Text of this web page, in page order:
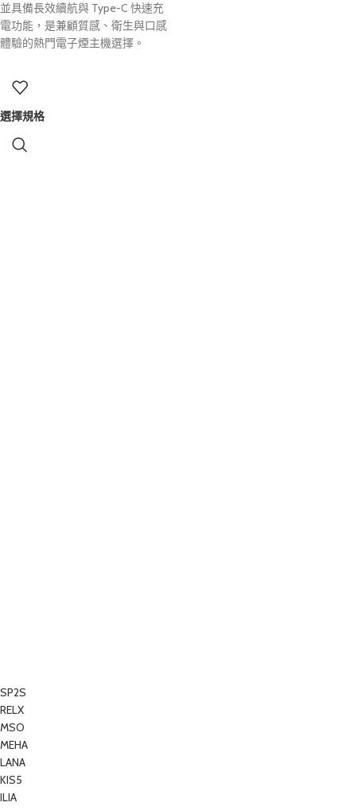
並具備長效續航與 Type-C 快速充
電功能，是兼顧質感、衛生與口感
體驗的熱門電子煙主機選擇。
選擇規格
SP2S
RELX
MSO
MEHA
LANA
KIS5
ILIA